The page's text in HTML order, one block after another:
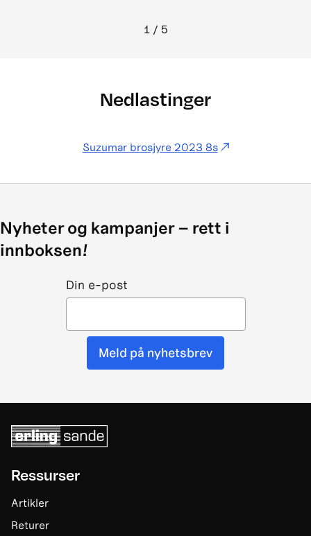
1/ 5
Nedlastinger
Suzumar brosjyre 2023 8s
Nyheter og kampanjer – rett i
innboksen!
Din e-post
Meld på nyhetsbrev
Ressurser
Artikler
Returer